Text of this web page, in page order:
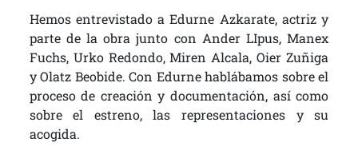
Hemos entrevistado a Edurne Azkarate, actriz y
parte de la obra junto con Ander LIpus, Manex
Fuchs, Urko Redondo, Miren Alcala, Oier Zuñiga
y Olatz Beobide. Con Edurne hablábamos sobre el
proceso de creación y documentación, así como
sobre el estreno, las representaciones y su
acogida.